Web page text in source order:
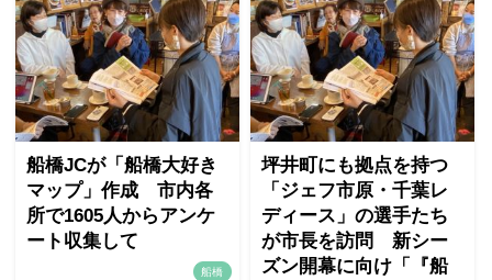
船橋JCが「船橋大好き
マップ」作成 市内各
所で1605人からアンケ
ート収集して
船橋
坪井町にも拠点を持つ
「ジェフ市原・千葉レ
ディース」の選手たち
が市長を訪問 新シー
ズン開幕に向け「『船